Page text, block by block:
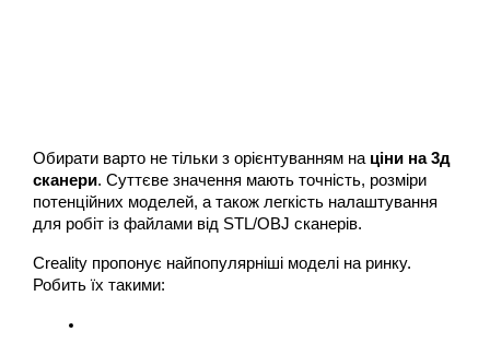
Обирати варто не тільки з орієнтуванням на ціни на 3д
сканери. Суттєве значення мають точність, розміри
потенційних моделей, а також легкість налаштування
для робіт із файлами від STL/OBJ сканерів.
Creality пропонує найпопулярніші моделі на ринку.
Робить їх такими: